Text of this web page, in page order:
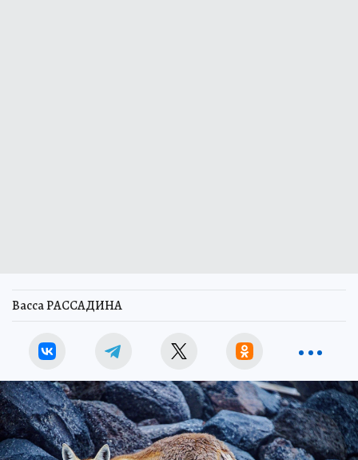
Васса РАССАДИНА